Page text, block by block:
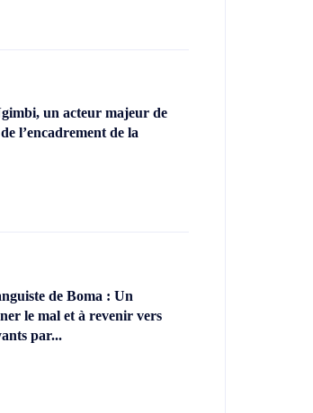
un acteur majeur de
l’encadrement de la
de Boma : Un
le mal et à revenir vers
par...